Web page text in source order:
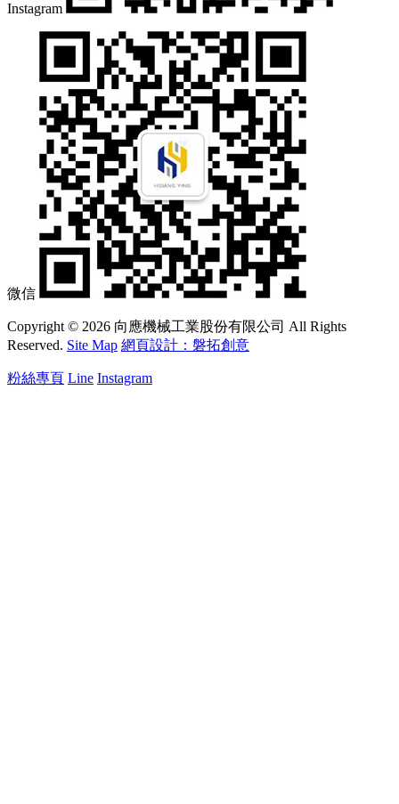
Instagram
微信
Copyright © 2026 向應機械工業股份有限公司 All Rights
Reserved. Site Map 網頁設計：磐拓創意
粉絲專頁 Line Instagram